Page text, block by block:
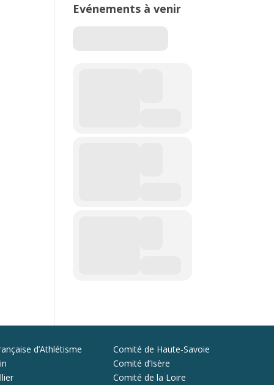
Evénements à venir
d’Athlétisme
Comité de Haute-Savoie
Comité d’Isère
Comité de la Loire